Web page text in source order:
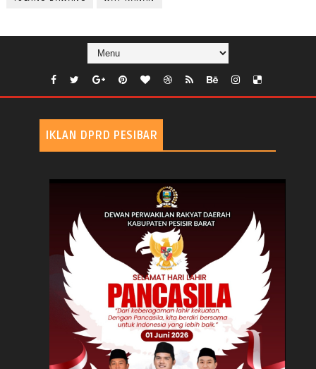
IKLAN DPRD PESIBAR